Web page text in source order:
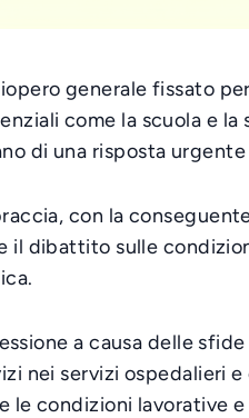
generale fissato
come la scuola e la
di una risposta
con la
il dibattito sulle
a causa delle
nei servizi ospedalieri e
le condizioni lavorative